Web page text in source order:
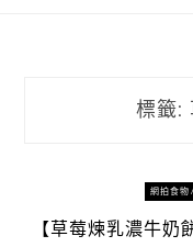
標籤:
網拍食物
【草莓煉乳濃牛